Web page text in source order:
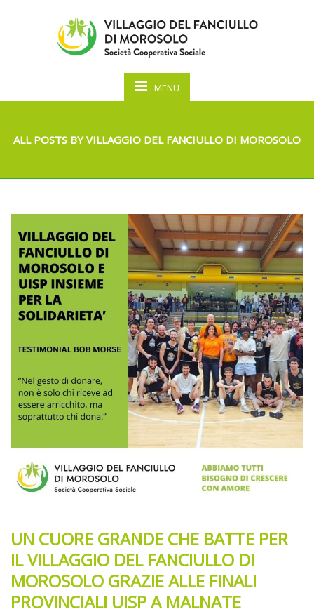
MENU
ALL POSTS BY VILLAGGIO DEL FANCIULLO DI MOROSOLO
UN CUORE GRANDE CHE BATTE PER
IL VILLAGGIO DEL FANCIULLO DI
MOROSOLO GRAZIE ALLE FINALI
PROVINCIALI UISP A MALNATE